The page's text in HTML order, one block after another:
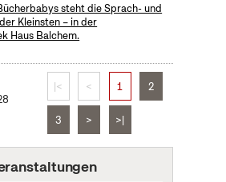
steht die Sprach- und
Kleinsten – in der
Haus Balchem.
|< < 1 2
3 > >|